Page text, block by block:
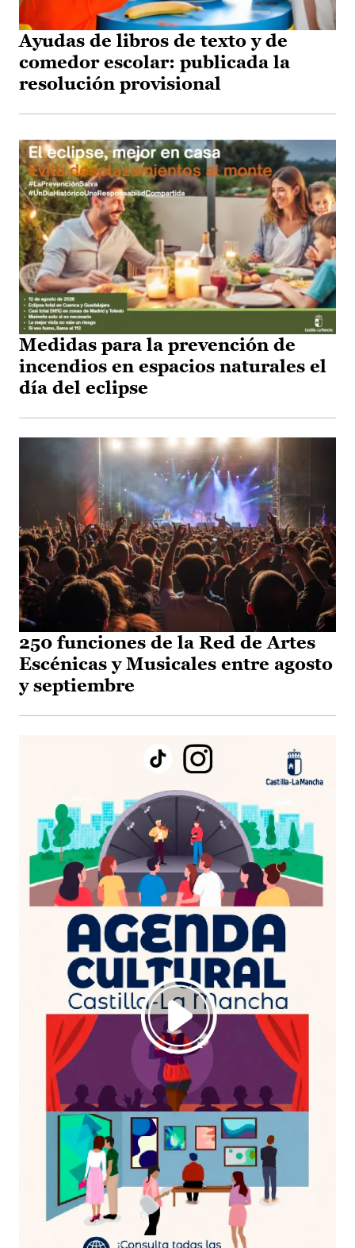
Ayudas de libros de texto y de
comedor escolar: publicada la
resolución provisional
Medidas para la prevención de
incendios en espacios naturales el
día del eclipse
250 funciones de la Red de Artes
Escénicas y Musicales entre agosto
y septiembre